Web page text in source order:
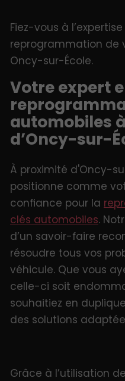
Fiez-vous à
reprogrammation de
Oncy-sur-École.
Votre expert
automobiles
d’Oncy-sur-
À proximité d'Oncy-
positionne comme
confiance pour la
clés automobiles.
d’un savoir-faire
résoudre tous vos
véhicule. Que vous
celle-ci soit
souhaitiez en
des solutions
Grâce à l’utilisation